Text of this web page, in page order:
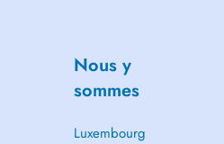
Nous y
sommes
Luxembourg